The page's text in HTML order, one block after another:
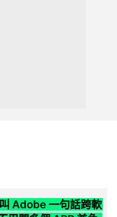
Adobe 一句話跨軟